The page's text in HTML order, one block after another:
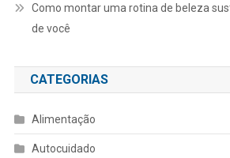
Como montar uma rotina de beleza
de você
CATEGORIAS
Alimentação
Autocuidado